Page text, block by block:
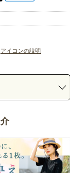
アイコンの説明